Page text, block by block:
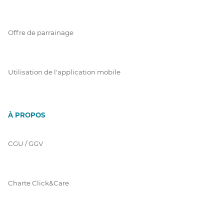
Offre de parrainage
Utilisation de l'application mobile
À PROPOS
CGU / GGV
Charte Click&Care